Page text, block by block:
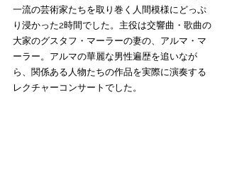
一流の芸術家たちを取り巻く人間模様にどっぷ
り浸かった2時間でした。主役は交響曲・歌曲の
大家のグスタフ・マーラーの妻の、アルマ・マ
ーラー。アルマの華麗な男性遍歴を追いなが
ら、関係ある人物たちの作品を実際に演奏する
レクチャーコンサートでした。